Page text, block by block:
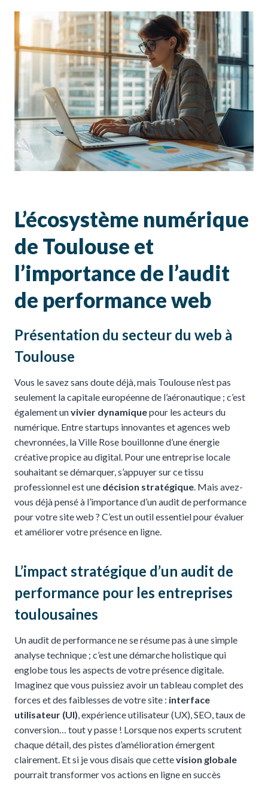
L’écosystème numérique
de Toulouse et
l’importance de l’audit
de performance web
Présentation du secteur du web à
Toulouse
Vous le savez sans doute déjà, mais Toulouse n’est pas
seulement la capitale européenne de l’aéronautique ; c’est
également unvivier dynamiquepour les acteurs du
numérique. Entre startups innovantes et agences web
chevronnées, la Ville Rose bouillonne d’une énergie
créative propice au digital. Pour une entreprise locale
souhaitant se démarquer, s’appuyer sur ce tissu
professionnel est une décision stratégique . Mais avez-
vous déjà pensé à l’importance d’un audit de performance
pour votre site web ? C’est un outil essentiel pour évaluer
et améliorer votre présence en ligne.
L’impact stratégique d’un audit de
performance pour les entreprises
toulousaines
Un audit de performance ne se résume pas à une simple
analyse technique ; c’est une démarche holistique qui
englobe tous les aspects de votre présence digitale.
Imaginez que vous puissiez avoir un tableau complet des
forces et des faiblesses de votre site : interface
utilisateur (UI) , expérience utilisateur (UX), SEO, taux de
conversion… tout y passe ! Lorsque nos experts scrutent
chaque détail, des pistes d’amélioration émergent
clairement. Et si je vous disais que cettevision globale
pourrait transformer vos actions en ligne en succès